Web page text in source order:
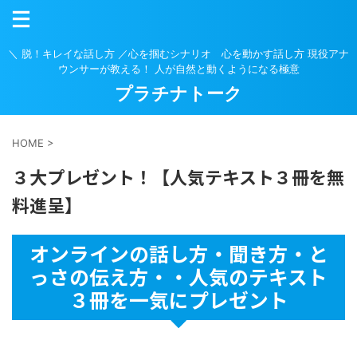
＼ 脱！キレイな話し方 ／心を掴むシナリオ 心を動かす話し方 現役アナ
ウンサーが教える！ 人が自然と動くようになる極意
プラチナトーク
HOME >
３大プレゼント！【人気テキスト３冊を無
料進呈】
オンラインの話し方・聞き方・と
っさの伝え方・・人気のテキスト
３冊を一気にプレゼント